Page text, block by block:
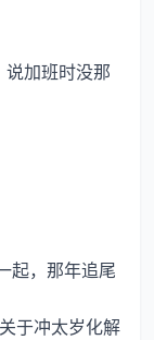
加班时没那
起，那年追尾
于冲太岁化解